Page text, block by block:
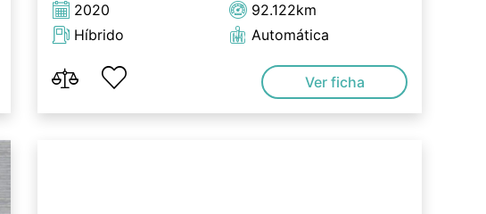
2020
Híbrido
92.122km
Automática
Ver ficha